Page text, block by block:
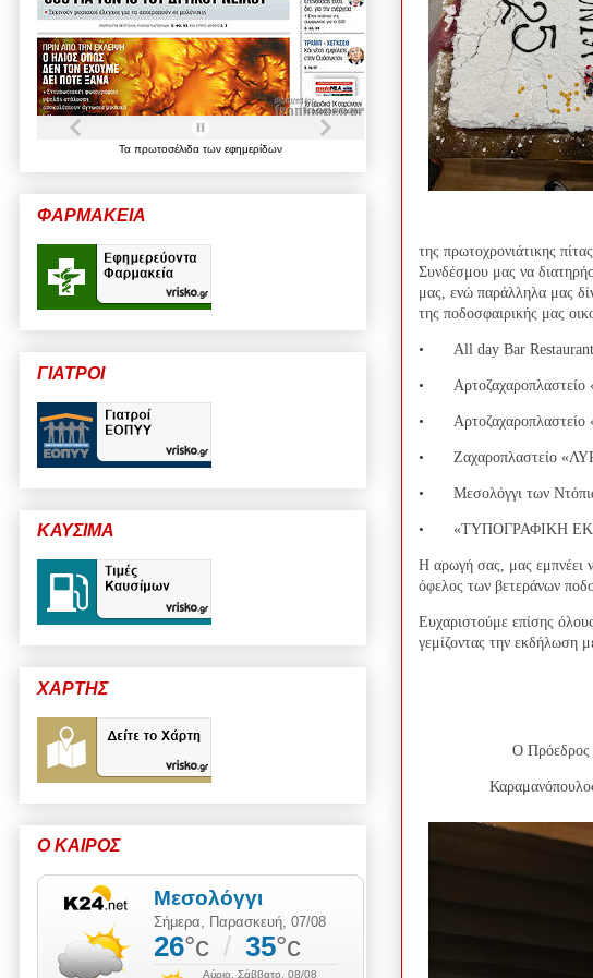
της πρωτοχρονιάτικης
Συνδέσμου μας να
μας, ενώ παράλληλα μας
της ποδοσφαιρικής μας
• All day Bar
•
•
• Ζαχαροπλαστείο
• Μεσολόγγι των
• «ΤΥΠΟΓΡΑΦΙΚΗ
Η αρωγή σας, μας εμπνέει
όφελος των βετεράνων
Ευχαριστούμε επίσης
γεμίζοντας την εκδήλωση
Ο Πρόεδρος
Τα πρωτοσέλιδα των εφημερίδων
ΦΑΡΜΑΚΕΙΑ
ΓΙΑΤΡΟΙ
ΚΑΥΣΙΜΑ
ΧΑΡΤΗΣ
Ο ΚΑΙΡΟΣ